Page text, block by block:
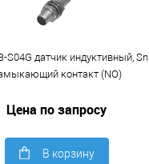
S04G датчик индуктивный,
контакт (NO)
Цена по запросу
В корзину